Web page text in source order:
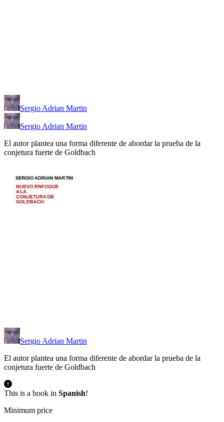
Sergio Adrian Martin
Sergio Adrian Martin
El autor plantea una forma diferente de abordar la prueba de la
conjetura fuerte de Goldbach
Sergio Adrian Martin
El autor plantea una forma diferente de abordar la prueba de la
conjetura fuerte de Goldbach
This is a book in Spanish!
Minimum price